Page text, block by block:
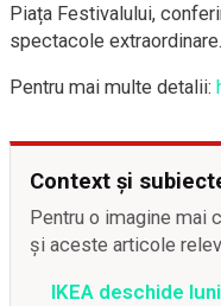
Piața Festivalului,
spectacole extraordinare.
Pentru mai multe detalii:
Context și
Pentru o imagine mai
și aceste articole
IKEA deschide